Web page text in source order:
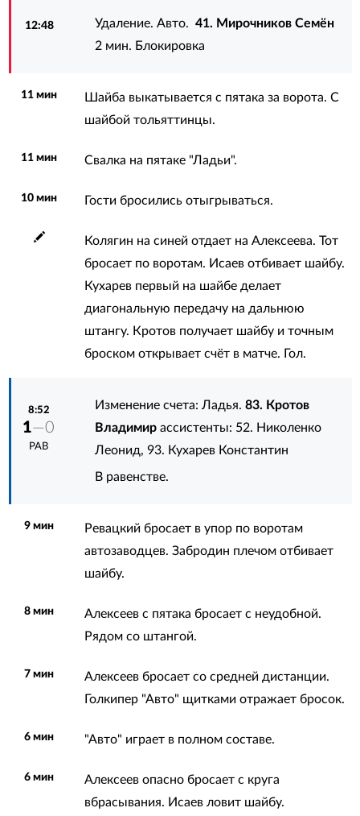
12:48 Удаление. Авто.41. Мирочников Семён
2 мин. Блокировка
11 мин
Шайба выкатывается с пятака за ворота. С
шайбой тольяттинцы.
11 мин Свалка на пятаке "Ладьи".
10 мин Гости бросились отыгрываться.
Колягин на синей отдает на Алексеева. Тот
бросает по воротам. Исаев отбивает шайбу.
Кухарев первый на шайбе делает
диагональную передачу на дальнюю
штангу. Кротов получает шайбу и точным
броском открывает счёт в матче. Гол.
8:52
1—0
РАВ
Изменение счета: Ладья.83. Кротов
Владимир ассистенты: 52. Николенко
Леонид,93. Кухарев Константин
В равенстве.
9 мин
Ревацкий бросает в упор по воротам
автозаводцев. Забродин плечом отбивает
шайбу.
8 мин
Алексеев с пятака бросает с неудобной.
Рядом со штангой.
7 мин
Алексеев бросает со средней дистанции.
Голкипер "Авто" щитками отражает бросок.
6 мин "Авто" играет в полном составе.
6 мин
Алексеев опасно бросает с круга
вбрасывания. Исаев ловит шайбу.